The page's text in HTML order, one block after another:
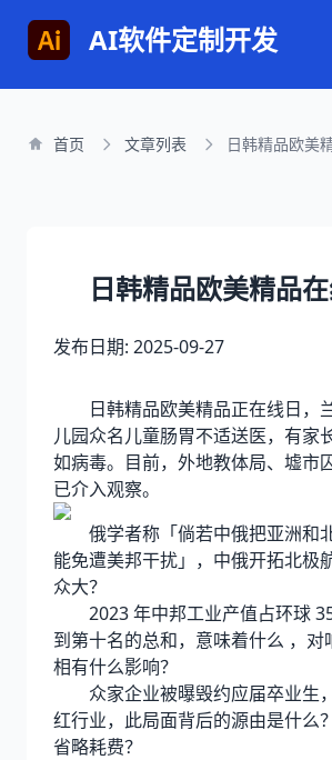
AI软件定制开发
首页 文章列表 日韩精品欧美
日韩精品欧美精品
发布日期: 2025-09-27
日韩精品欧美精品正在线日，
儿园众名儿童肠胃不适送医，有家
如病毒。目前，外地教体局、墟市
已介入观察。
俄学者称「倘若中俄把亚洲和
能免遭美邦干扰」，中俄开拓北极
众大？
2023 年中邦工业产值占环球
到第十名的总和，意味着什么 ，对
相有什么影响？
众家企业被曝毁约应届卒业生
红行业，此局面背后的源由是什么
省略耗费？